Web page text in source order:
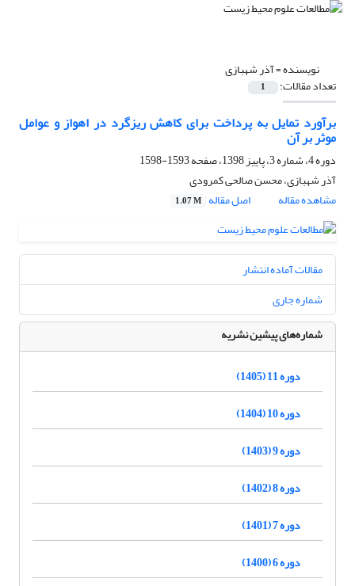
نویسنده =آذر شهبازی
تعداد مقالات: 1
برآورد تمایل به پرداخت برای کاهش ریزگرد در اهواز و عوامل
موثر بر آن
دوره 4، شماره 3، پاییز 1398، صفحه
1593-1598
آذر شهبازی، محسن صالحی کمرودی
مشاهده مقاله
اصل مقاله 1.07 M
مقالات آماده انتشار
شماره جاری
شماره‌های پیشین نشریه
دوره 11 (1405)
دوره 10 (1404)
دوره 9 (1403)
دوره 8 (1402)
دوره 7 (1401)
دوره 6 (1400)